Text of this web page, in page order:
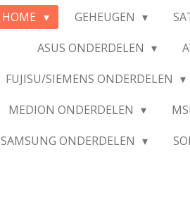
HOME GEHEUGEN
ASUS ONDERDELEN
FUJISU/SIEMENS ONDERDELEN
MEDION ONDERDELEN
SAMSUNG ONDERDELEN